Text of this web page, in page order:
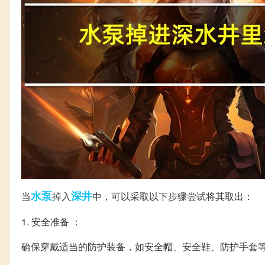
当水泵掉入深井中，可以采取以下步骤尝试将其取出：
1. 安全准备 ：
确保穿戴适当的防护装备，如安全帽、安全鞋、防护手套